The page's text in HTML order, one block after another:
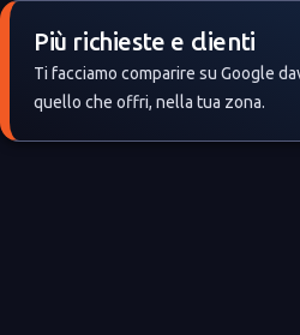
Più richieste e clienti
Ti facciamo comparire su Google
quello che offri, nella tua zona.